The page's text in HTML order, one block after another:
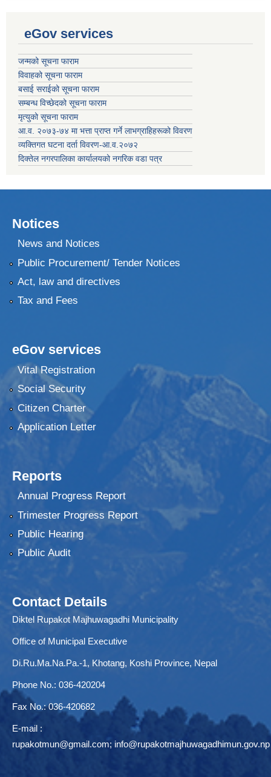
eGov services
जन्मको सूचना फाराम
विवाहको सूचना फाराम
बसाई सराईको सूचना फाराम
सम्बन्ध विच्छेदको सूचना फाराम
मृत्युको सूचना फाराम
आ.व. २०७३-७४ मा भत्ता प्राप्त गर्ने लाभग्राहिहरूको विवरण
व्यक्तिगत घटना दर्ता विवरण-आ.व.२०७२
दिक्तेल नगरपालिका कार्यालयको नगरिक वडा पत्र
Notices
News and Notices
Public Procurement/ Tender Notices
Act, law and directives
Tax and Fees
eGov services
Vital Registration
Social Security
Citizen Charter
Application Letter
Reports
Annual Progress Report
Trimester Progress Report
Public Hearing
Public Audit
Contact Details
Diktel Rupakot Majhuwagadhi Municipality
Office of Municipal Executive
Di.Ru.Ma.Na.Pa.-1, Khotang, Koshi Province, Nepal
Phone No.: 036-420204
Fax No.: 036-420682
E-mail :
rupakotmun@gmail.com; info@rupakotmajhuwagadhimun.gov.np